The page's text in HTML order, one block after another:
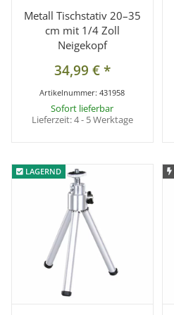
Metall Tischstativ 20–35
cm mit 1/4 Zoll
Neigekopf
34,99 €*
Artikelnummer:431958
Sofort lieferbar
Lieferzeit:4 - 5 Werktage
LAGERND
LAGERND